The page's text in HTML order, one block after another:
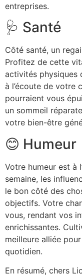
entreprises.
🩺 Santé
Côté santé, un
Profitez de cette
activités physiques
à l’écoute de votre
pourraient vous
un sommeil
votre bien-être
😊 Humeur
Votre humeur est à
semaine, les
le bon côté des
objectifs. Votre
vous, rendant vos
enrichissantes.
meilleure alliée
quotidien.
En résumé, chers